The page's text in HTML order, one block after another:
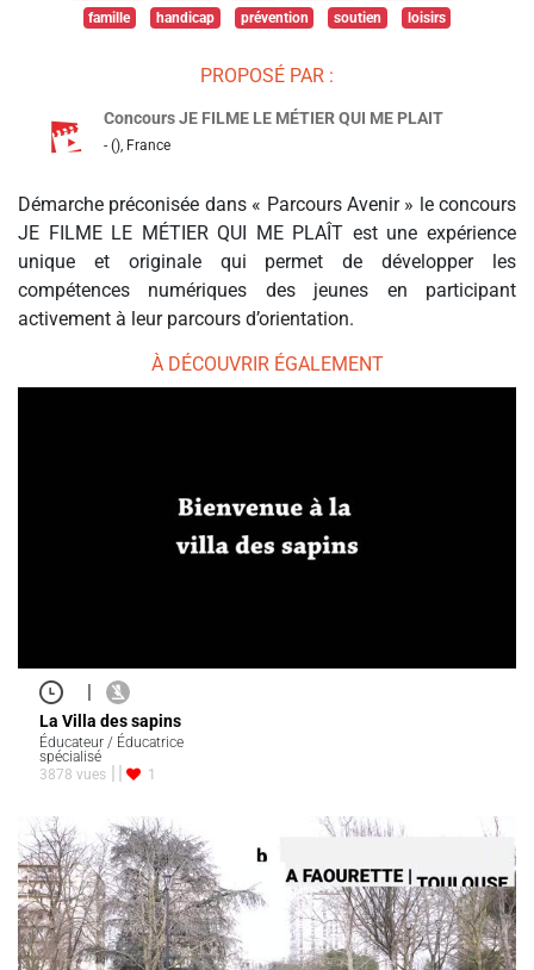
famille
handicap prévention soutien loisirs
PROPOSÉ PAR :
Concours JE FILME LE MÉTIER QUI ME PLAIT
- (), France
Démarche préconisée dans « Parcours Avenir » le concours
JE FILME LE MÉTIER QUI ME PLAÎT est une expérience
unique et originale qui permet de développer les
compétences numériques des jeunes en participant
activement à leur parcours d’orientation.
À DÉCOUVRIR ÉGALEMENT
|
La Villa des sapins
Éducateur / Éducatrice
spécialisé
3878 vues
1